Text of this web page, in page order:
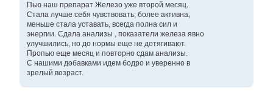
Пью наш препарат Железо уже второй месяц.
Стала лучше себя чувствовать, более активна,
меньше стала уставать, всегда полна сил и
энергии. Сдала анализы , показатели железа явно
улучшились, но до нормы еще не дотягивают.
Пропью еще месяц и повторно сдам анализы.
С нашими добавками идем бодро и уверенно в
зрелый возраст.